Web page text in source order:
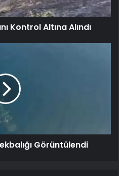
Kontrol Altına Alındı
Görüntülendi